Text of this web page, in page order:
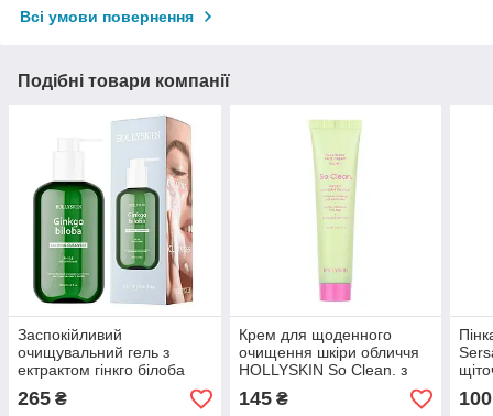
Всі умови повернення
Подібні товари компанії
Заспокійливий
очищувальний гель з
ектрактом гінкго білоба
HOLLYSKIN 200 мл
265 ₴
Крем для щоденного
очищення шкіри обличчя
HOLLYSKIN So Clean. з
екстрактом камелії і рисом
40 мл
145₴ 100